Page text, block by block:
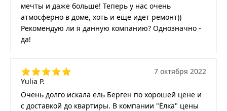
мечты и даже больше! Теперь у нас очень
атмосферно в доме, хоть и еще идет ремонт))
Рекомендую ли я данную компанию? Однозначно -
да!
Yulia P.
7 октября 2022
Очень долго искала ель Берген по хорошей цене и
с доставкой до квартиры. В компании "Ёлка" цены